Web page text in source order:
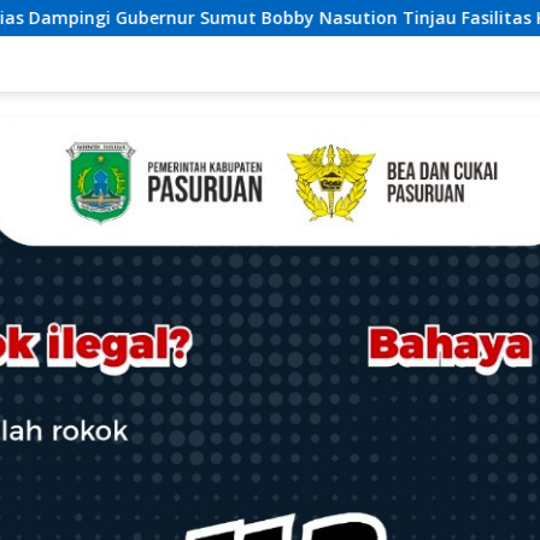
Nasution Tinjau Fasilitas Kesehatan dan Budidaya